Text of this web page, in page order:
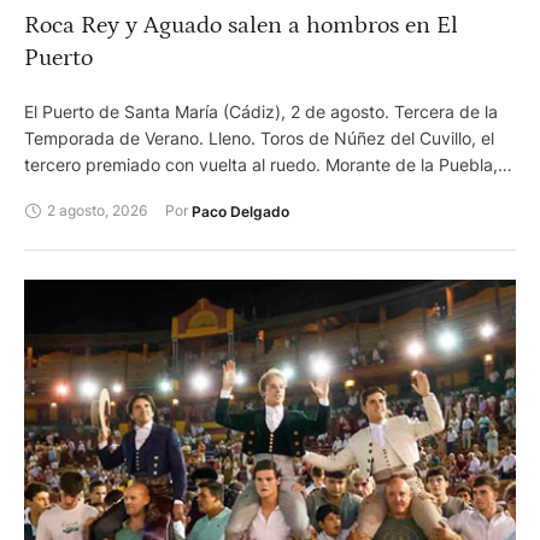
amenizado por La perla negra de Utiel. Los novillos de Venta
Nueva, correctos de presentación, dieron un juego
bragado y meano primero. Fue y vino, aunque algo remiso y
desentendido. El negro segundo, también terciadito, quiso
más que pudo. Recogidito, fue vino, pero asimismo tendió a
de …
Roca Rey y Aguado salen a hombros en El
Puerto
El Puerto de Santa María (Cádiz), 2 de agosto. Tercera de la
Temporada de Verano. Lleno. Toros de Núñez del Cuvillo, el
tercero premiado con vuelta al ruedo. Morante de la Puebla,
orejas y silencio.
2 agosto, 2026 Por Paco Delgado